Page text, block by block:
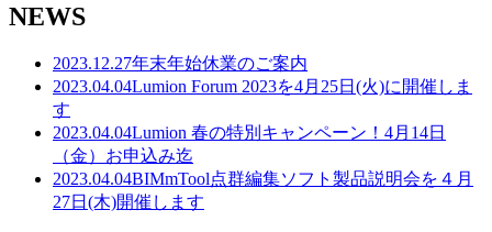
NEWS
2023.12.27年末年始休業のご案内
2023.04.04Lumion Forum 2023を4月25日(火)に開催しま
す
2023.04.04Lumion 春の特別キャンペーン！4月14日
（金）お申込み迄
2023.04.04BIMmTool点群編集ソフト製品説明会を４月
27日(木)開催します